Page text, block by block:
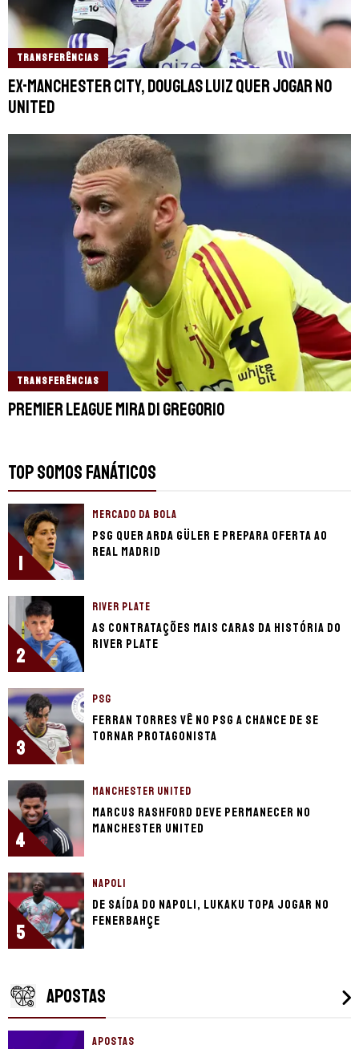
TRANSFERÊNCIAS
Ex-Manchester City, Douglas Luiz quer jogar no
United
TRANSFERÊNCIAS
Premier League mira Di Gregorio
TOP SOMOS FANÁTICOS
1
MERCADO DA BOLA
PSG quer Arda Güler e prepara oferta ao
Real Madrid
2
RIVER PLATE
As contratações mais caras da história do
River Plate
3
PSG
Ferran Torres vê no PSG a chance de se
tornar protagonista
4
MANCHESTER UNITED
Marcus Rashford deve permanecer no
Manchester United
5
NAPOLI
De saída do Napoli, Lukaku topa jogar no
Fenerbahçe
APOSTAS
APOSTAS